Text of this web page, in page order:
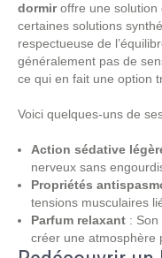
dormiroffre une solution
certaines solutions
respectueuse de
généralement pas de
ce qui en fait une option
Voici quelques-uns de
Action sédative
nerveux sans
Propriétés
tensions musculaires
Parfum relaxant :
créer une atmosphère